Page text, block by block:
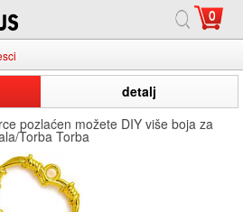
0
detalj
pozlaćen možete DIY više boja za
Torba Torba